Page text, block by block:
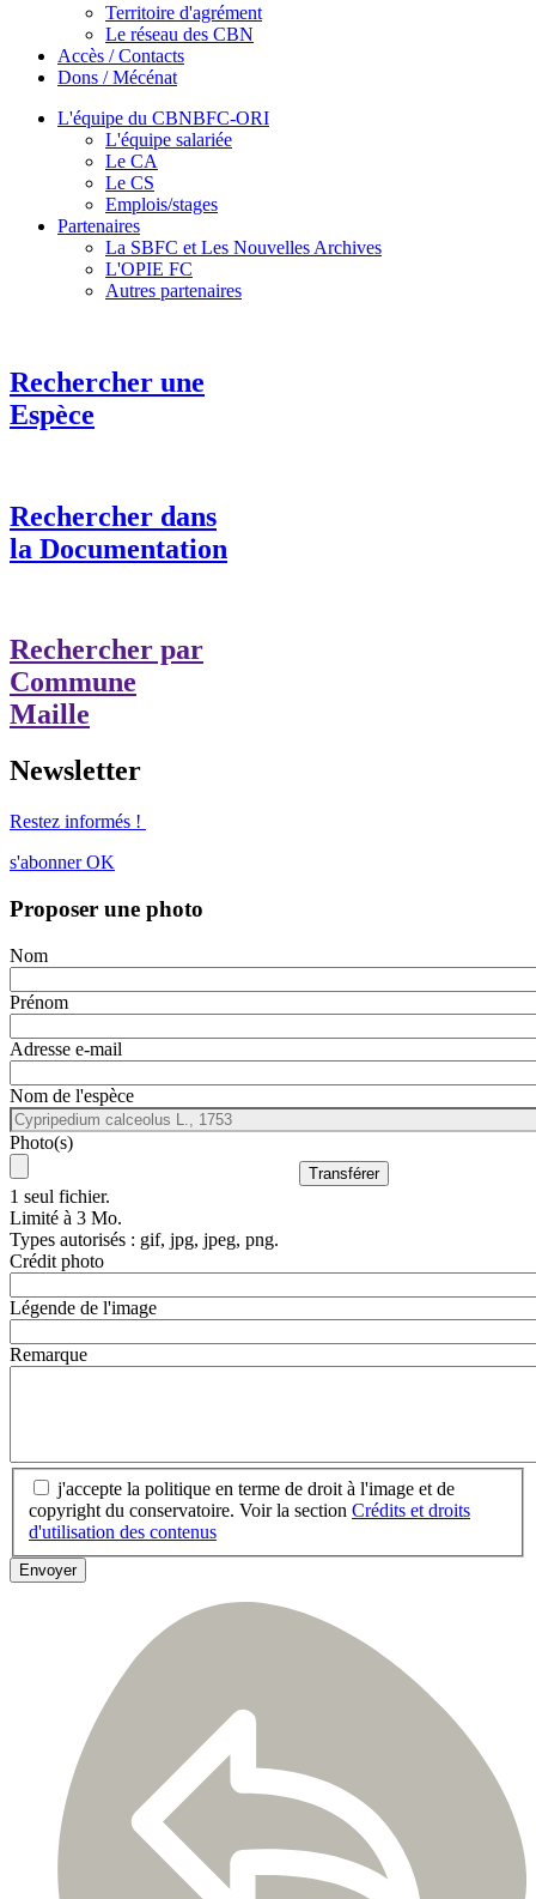
Territoire d'agrément
Le réseau des CBN
Accès / Contacts
Dons / Mécénat
L'équipe du CBNBFC-ORI
L'équipe salariée
Le CA
Le CS
Emplois/stages
Partenaires
La SBFC et Les Nouvelles Archives
L'OPIE FC
Autres partenaires
Rechercher une
Espèce
Rechercher dans
la Documentation
Rechercher par
Commune
Maille
Newsletter
Restez informés !
s'abonner OK
Proposer une photo
Nom
Prénom
Adresse e-mail
Nom de l'espèce
Photo(s)
1 seul fichier.
Limité à 3 Mo.
Types autorisés : gif, jpg, jpeg, png.
Crédit photo
Légende de l'image
Remarque
j'accepte la politique en terme de droit à l'image et de
copyright du conservatoire. Voir la section Crédits et droits
d'utilisation des contenus